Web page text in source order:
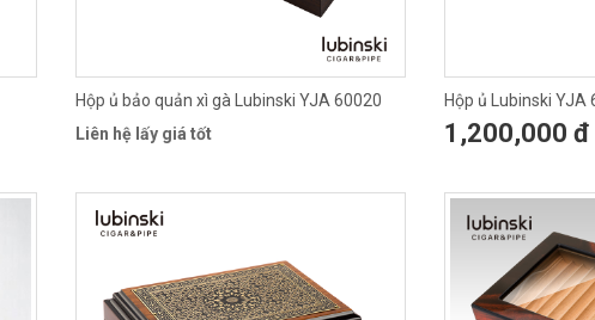
Hộp ủ bảo quản xì gà Lubinski YJA 60020
Liên hệ lấy giá tốt
Hộp ủ Lubinski YJA
1,200,000 đ